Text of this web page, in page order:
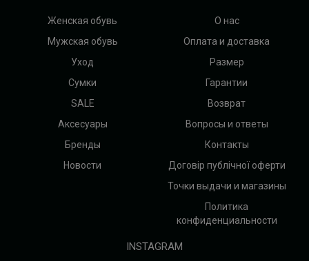
Женская обувь
Мужская обувь
Уход
Сумки
SALE
Аксесуары
Бренды
Новости
О нас
Оплата и доставка
Размер
Гарантии
Возврат
Вопросы и ответы
Контакты
Договір публічної оферти
Точки выдачи и магазины
Политика
конфиденциальности
INSTAGRAM